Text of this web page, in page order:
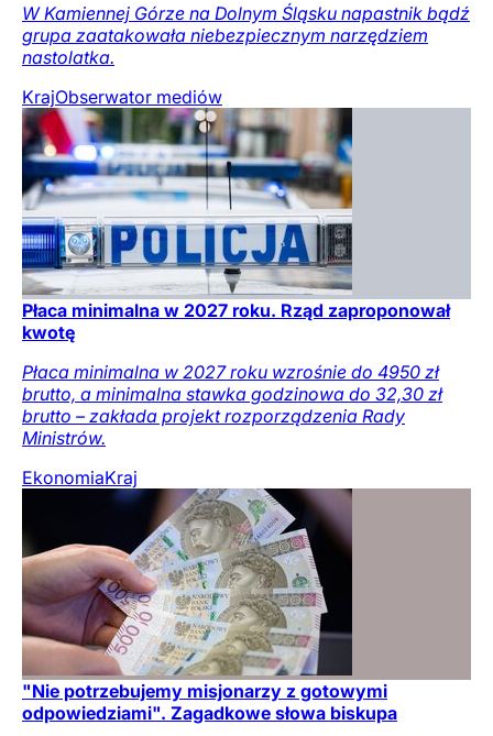
W Kamiennej Górze na Dolnym Śląsku napastnik bądź
grupa zaatakowała niebezpiecznym narzędziem
nastolatka.
KrajObserwator mediów
Płaca minimalna w 2027 roku. Rząd zaproponował
kwotę
Płaca minimalna w 2027 roku wzrośnie do 4950 zł
brutto, a minimalna stawka godzinowa do 32,30 zł
brutto – zakłada projekt rozporządzenia Rady
Ministrów.
EkonomiaKraj
"Nie potrzebujemy misjonarzy z gotowymi
odpowiedziami". Zagadkowe słowa biskupa